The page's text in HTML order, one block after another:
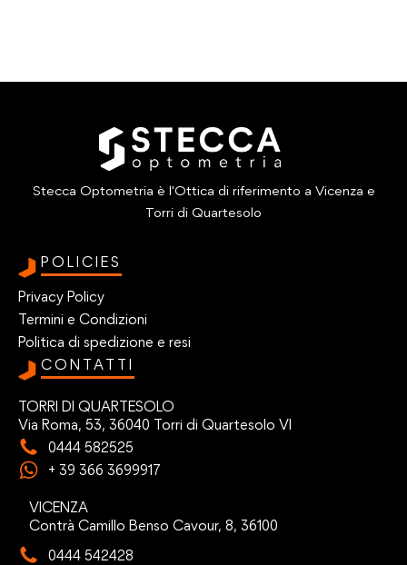
Stecca Optometria è l'Ottica di riferimento a Vicenza e
Torri di Quartesolo
POLICIES
Privacy Policy
Termini e Condizioni
Politica di spedizione e resi
CONTATTI
TORRI DI QUARTESOLO
Via Roma, 53, 36040 Torri di Quartesolo VI
0444 582525
+ 39 366 3699917
VICENZA
Contrà Camillo Benso Cavour, 8, 36100
0444 542428